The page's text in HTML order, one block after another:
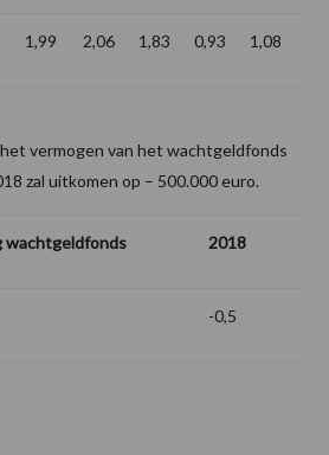
1,99 2,06 1,83 0,93 1,08
vermogen van het wachtgeldfonds
zal uitkomen op – 500.000 euro.
wachtgeldfonds 2018
-0,5